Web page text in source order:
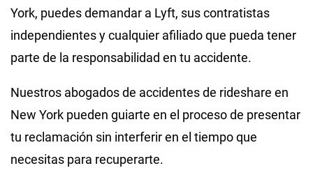
York, puedes demandar a Lyft, sus contratistas
independientes y cualquier afiliado que pueda tener
parte de la responsabilidad en tu accidente.
Nuestros abogados de accidentes de rideshare en
New York pueden guiarte en el proceso de presentar
tu reclamación sin interferir en el tiempo que
necesitas para recuperarte.